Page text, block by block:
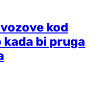
kod
bi pruga